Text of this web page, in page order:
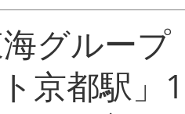
グルー
京都駅」